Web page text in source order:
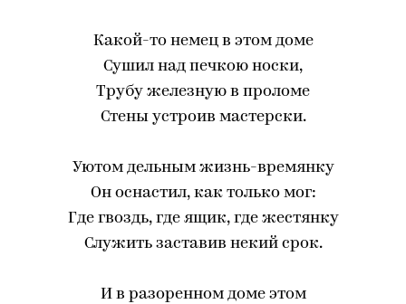
Какой-то немец в этом доме
Сушил над печкою носки,
Трубу железную в проломе
Стены устроив мастерски.
Уютом дельным жизнь-времянку
Он оснастил, как только мог:
Где гвоздь, где ящик, где жестянку
Служить заставив некий срок.
И в разоренном доме этом